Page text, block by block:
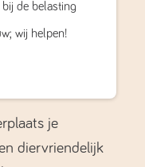
de belasting
wij helpen!
je
diervriendelijk